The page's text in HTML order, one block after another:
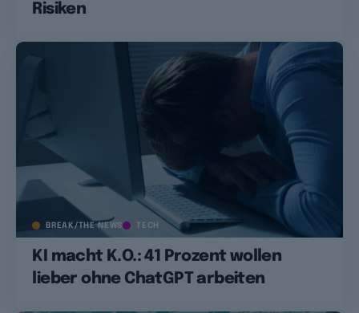
Risiken
BREAK/THE NEWS TECH
KI macht K.O.: 41 Prozent wollen
lieber ohne ChatGPT arbeiten